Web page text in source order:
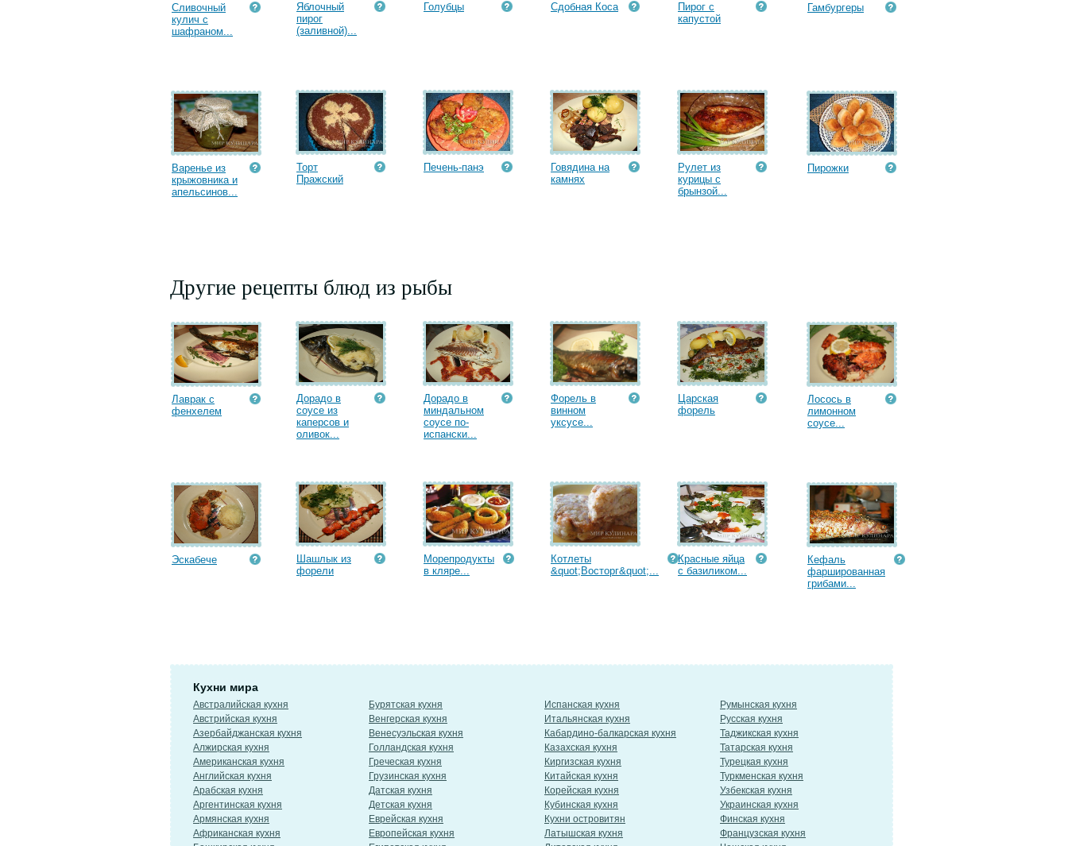
Сливочный
кулич с
шафраном...
Яблочный
пирог
(заливной)...
Голубцы Сдобная Коса
Пирог с
капустой
Гамбургеры
Варенье из
крыжовника и
апельсинов...
Торт
Пражский
Печень-панэ
Говядина на
камнях
Рулет из
курицы с
брынзой...
Пирожки
Другие рецепты блюд из рыбы
Лаврак с
фенхелем
Дорадо в
соусе из
каперсов и
оливок...
Дорадо в
миндальном
соусе по-
испански...
Форель в
винном
уксусе...
Царская
форель
Лосось в
лимонном
соусе...
Эскабече
Шашлык из
форели
Морепродукты
в кляре...
Котлеты
&quot;Восторг&quot;...
Красные яйца
с базиликом...
Кефаль
фаршированная
грибами...
Кухни мира
Австралийская кухня
Австрийская кухня
Азербайджанская кухня
Алжирская кухня
Американская кухня
Английская кухня
Арабская кухня
Аргентинская кухня
Армянская кухня
Африканская кухня
Бурятская кухня
Венгерская кухня
Венесуэльская кухня
Голландская кухня
Греческая кухня
Грузинская кухня
Датская кухня
Детская кухня
Еврейская кухня
Европейская кухня
Испанская кухня
Итальянская кухня
Кабардино-балкарская кухня
Казахская кухня
Киргизская кухня
Китайская кухня
Корейская кухня
Кубинская кухня
Кухни островитян
Латышская кухня
Румынская кухня
Русская кухня
Таджикская кухня
Татарская кухня
Турецкая кухня
Туркменская кухня
Узбекская кухня
Украинская кухня
Финская кухня
Французская кухня